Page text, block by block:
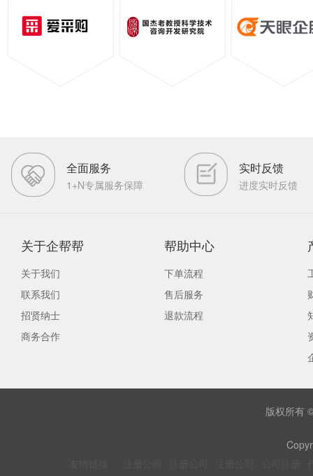
全面服务
1+N专属服务保障
实时反馈
进度实时反馈
关于企帮帮
关于我们
联系我们
招贤纳士
商务合作
帮助中心
下单流程
售后服务
退款流程
版权所有